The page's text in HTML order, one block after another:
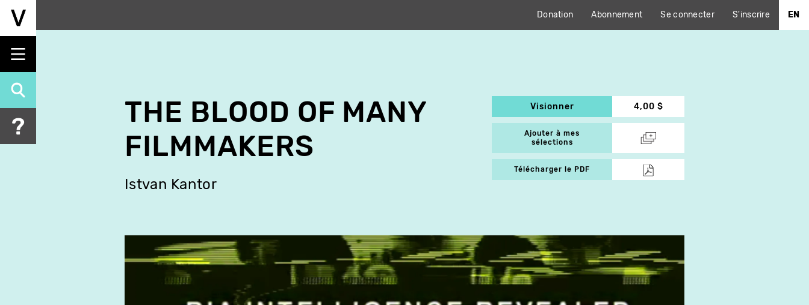
Aller
principal
Donation Abonnement Se connecter S'inscrire EN
THE BLOOD OF MANY
FILMMAKERS
Istvan Kantor
Visionner 4,00 $
Ajouter à mes
sélections
Télécharger le PDF